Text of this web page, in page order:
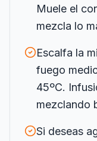
Muele el
mezcla lo
Escalfa la
fuego
45ºC.
mezclando
Si deseas